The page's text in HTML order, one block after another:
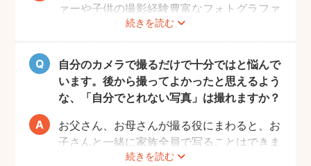
続きを読む
ァーや子供の撮影経験豊富なフォトグラファ
ーもたくさん登録しています！ぜひ相談して
みてください。
また、フォトグラファー募集機能で人見知り
のお子様の撮影が得意なフォトグラファーを
募集してみるのもおすすめです。
自分のカメラで撮るだけで十分ではと悩んで
います。後から撮ってよかったと思えるよう
な、「自分でとれない写真」は撮れますか？
続きを読む
お父さん、お母さんが撮る役にまわると、お
子さんと一緒に家族全員で写ることはできま
せんし、プロの機材や構図ならではのクオリ